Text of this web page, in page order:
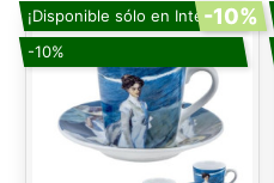
¡Disponible sólo en Internet!
-10%
-10%